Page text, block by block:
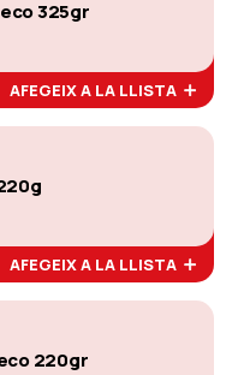
325gr
AFEGEIX A LA LLISTA
AFEGEIX A LA LLISTA
220gr